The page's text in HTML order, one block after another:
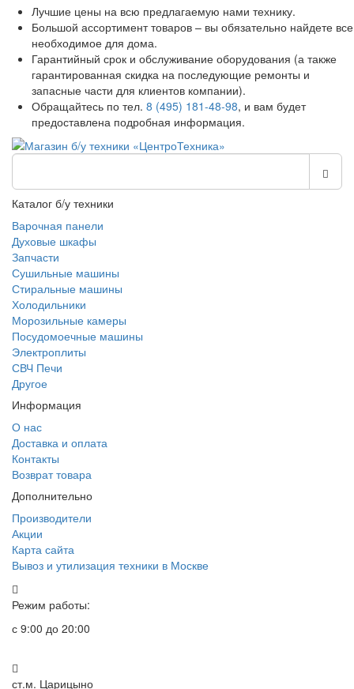
Лучшие цены на всю предлагаемую нами технику.
Большой ассортимент товаров – вы обязательно найдете все
необходимое для дома.
Гарантийный срок и обслуживание оборудования (а также
гарантированная скидка на последующие ремонты и
запасные части для клиентов компании).
Обращайтесь по тел. 8 (495) 181-48-98, и вам будет
предоставлена подробная информация.
Каталог б/у техники
Варочная панели
Духовые шкафы
Запчасти
Сушильные машины
Стиральные машины
Холодильники
Морозильные камеры
Посудомоечные машины
Электроплиты
СВЧ Печи
Другое
Информация
О нас
Доставка и оплата
Контакты
Возврат товара
Дополнительно
Производители
Акции
Карта сайта
Вывоз и утилизация техники в Москве
Режим работы:
с 9:00 до 20:00
ст.м. Царицыно